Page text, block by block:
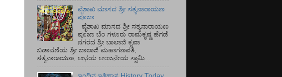
ವೈಶಾಖ ಮಾಸದ ಶ್ರೀ ಸತ್ಯನಾರಾಯಣ
ಪೂಜಾ
ವೈಶಾಖ ಮಾಸದ ಶ್ರೀ ಸತ್ಯನಾರಾಯಣ
ಪೂಜಾ ಬೆಂ ಗಳೂರು ರಾಮಕೃಷ್ಣ ಹೆಗಡೆ
ನಗರದ ಶ್ರೀ ಬಾಲಾಜಿ ಕೃಪಾ
ಬಡಾವಣೆಯ ಶ್ರೀ ಬಾಲಾಜಿ ಮಹಾಗಣಪತಿ,
ಸತ್ಯನಾರಾಯಣ, ಅಭಯ ಆಂಜನೇಯ ಸ್ವಾಮಿ...